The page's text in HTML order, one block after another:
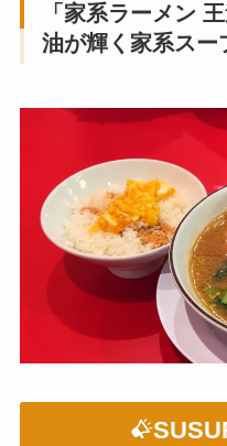
「家系ラーメン
油が輝く家系スー